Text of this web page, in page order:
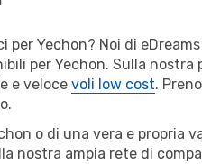
per Yechon? Noi di
per Yechon. Sulla
e veloce voli low cost.
o di una vera e propria
nostra ampia rete di